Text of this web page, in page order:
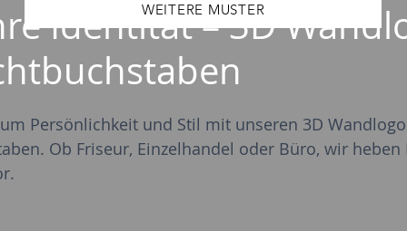
Identität – 3D
Persönlichkeit und Stil mit unseren 3D
Ob Friseur, Einzelhandel oder Büro, wir heben
WEITERE MUSTER